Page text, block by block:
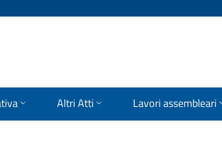
Altri Atti Lavori assembleari